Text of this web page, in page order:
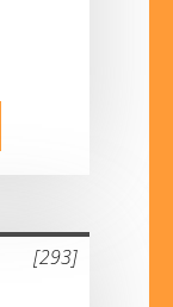
[293]